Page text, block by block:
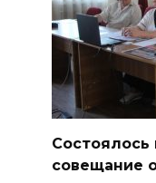
Состоялось
совещание